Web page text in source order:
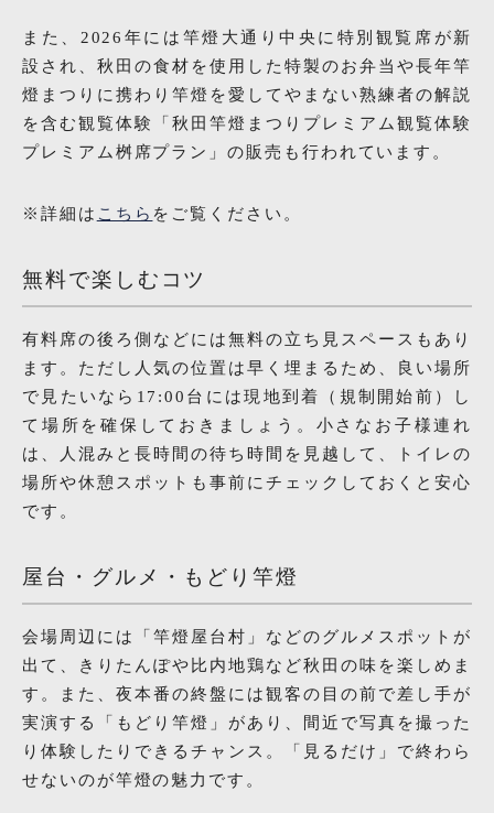
また、2026年には竿燈大通り中央に特別観覧席が新
設され、秋田の食材を使用した特製のお弁当や長年竿
燈まつりに携わり竿燈を愛してやまない熟練者の解説
を含む観覧体験「秋田竿燈まつりプレミアム観覧体験
プレミアム桝席プラン」の販売も行われています。
※詳細は こちら をご覧ください。
無料で楽しむコツ
有料席の後ろ側などには無料の立ち見スペースもあり
ます。ただし人気の位置は早く埋まるため、良い場所
で見たいなら17:00台には現地到着（規制開始前）し
て場所を確保しておきましょう。小さなお子様連れ
は、人混みと長時間の待ち時間を見越して、トイレの
場所や休憩スポットも事前にチェックしておくと安心
です。
屋台・グルメ・もどり竿燈
会場周辺には「竿燈屋台村」などのグルメスポットが
出て、きりたんぽや比内地鶏など秋田の味を楽しめま
す。また、夜本番の終盤には観客の目の前で差し手が
実演する「もどり竿燈」があり、間近で写真を撮った
り体験したりできるチャンス。「見るだけ」で終わら
せないのが竿燈の魅力です。